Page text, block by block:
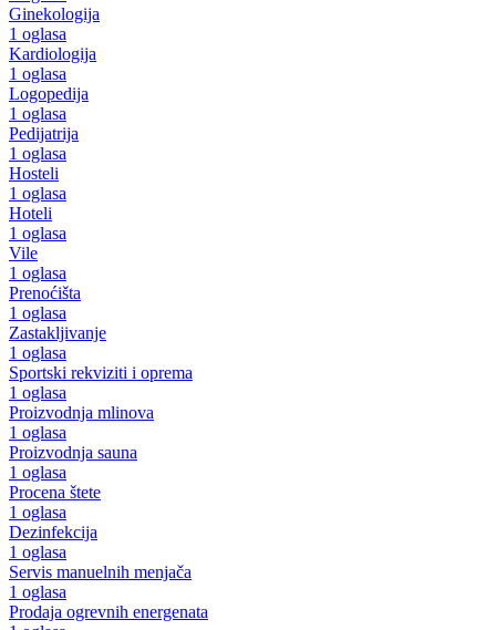
Ginekologija
1 oglasa
Kardiologija
1 oglasa
Logopedija
1 oglasa
Pedijatrija
1 oglasa
Hosteli
1 oglasa
Hoteli
1 oglasa
Vile
1 oglasa
Prenoćišta
1 oglasa
Zastakljivanje
1 oglasa
Sportski rekviziti i oprema
1 oglasa
Proizvodnja mlinova
1 oglasa
Proizvodnja sauna
1 oglasa
Procena štete
1 oglasa
Dezinfekcija
1 oglasa
Servis manuelnih menjača
1 oglasa
Prodaja ogrevnih energenata